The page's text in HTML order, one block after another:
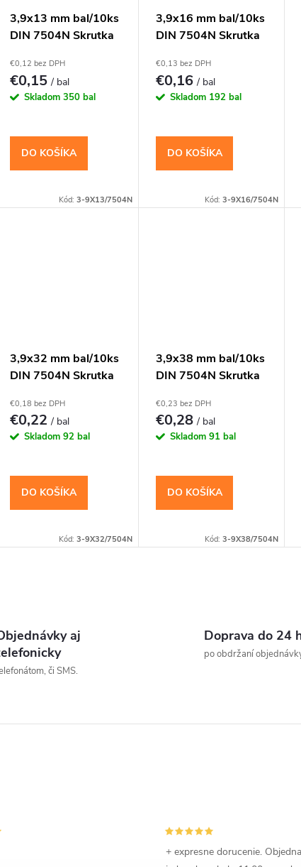
3,9x13 mm bal/10ks
DIN 7504N Skrutka
€0,12 bez DPH
€0,15/ bal
Skladom 350 bal
DO KOŠÍKA
Kód: 3-9X13/7504N
3,9x16 mm bal/10ks
DIN 7504N Skrutka
€0,13 bez DPH
€0,16/ bal
Skladom 192 bal
DO KOŠÍKA
Kód: 3-9X16/7504N
3,9x32 mm bal/10ks
DIN 7504N Skrutka
€0,18 bez DPH
€0,22/ bal
Skladom 92 bal
DO KOŠÍKA
Kód: 3-9X32/7504N
3,9x38 mm bal/10ks
DIN 7504N Skrutka
€0,23 bez DPH
€0,28/ bal
Skladom 91 bal
DO KOŠÍKA
Kód: 3-9X38/7504N
aj
či SMS.
Doprava do 24
po obdržaní
+ expresne dorucenie.